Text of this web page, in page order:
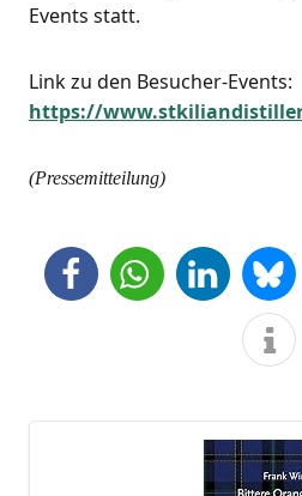
Events statt.
Link zu den Besu­cher-Events:
https://
(Pres­se­mit­tei­lung)